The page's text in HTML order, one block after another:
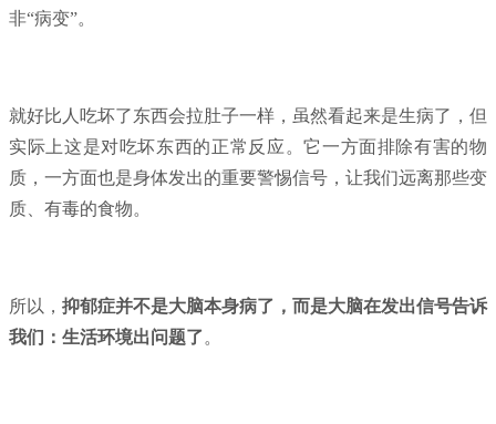
非“病变”。
就好比人吃坏了东西会拉肚子一样，虽然看起来是生病了，但
实际上这是对吃坏东西的正常反应。它一方面排除有害的物
质，一方面也是身体发出的重要警惕信号，让我们远离那些变
质、有毒的食物。
所以， 抑郁症并不是大脑本身病了，而是大脑在发出信号告诉
我们：生活环境出问题了。